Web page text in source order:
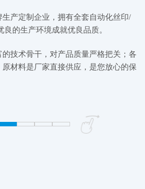
生产定制企业，拥有全套自动化丝印/
良的生产环境成就优良品质。
技术骨干，对产品质量严格把关；各
材料是厂家直接供应，是您放心的保